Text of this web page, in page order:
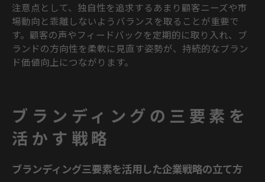
注意点として、独自性を追求するあまり顧客ニーズや市
場動向と乖離しないようバランスを取ることが重要で
す。顧客の声やフィードバックを定期的に取り入れ、ブ
ランドの方向性を柔軟に見直す姿勢が、持続的なブラン
ド価値向上につながります。
ブランディングの三要素を
活かす戦略
ブランディング三要素を活用した企業戦略の立て方